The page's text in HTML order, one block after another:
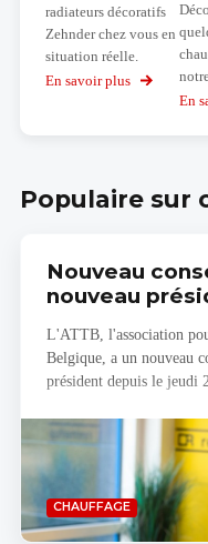
radiateurs décoratifs
Zehnder chez vous en
situation réelle.
En savoir plus
sur
En
Populaire sur
Nouveau
nouveau
L'ATTB, l'association
Belgique, a un nouveau
président depuis le jeudi
CHAUFFAGE